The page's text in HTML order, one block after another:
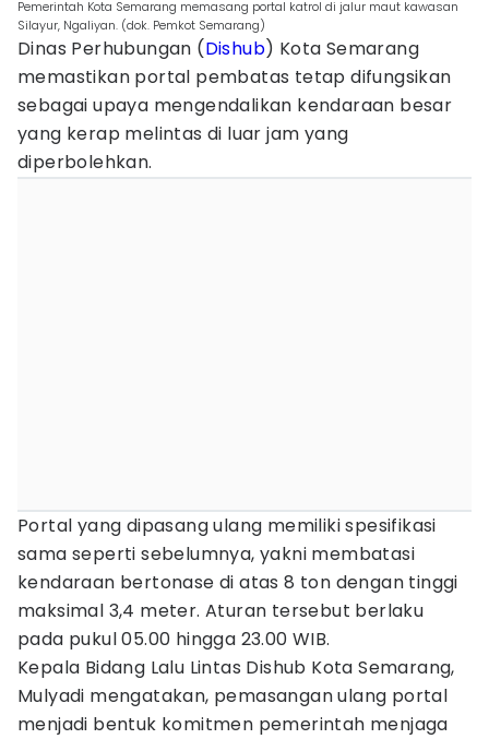
Pemerintah Kota Semarang memasang portal katrol di jalur maut kawasan
Silayur, Ngaliyan. (dok. Pemkot Semarang)
Dinas Perhubungan (Dishub) Kota Semarang
memastikan portal pembatas tetap difungsikan
sebagai upaya mengendalikan kendaraan besar
yang kerap melintas di luar jam yang
diperbolehkan.
Portal yang dipasang ulang memiliki spesifikasi
sama seperti sebelumnya, yakni membatasi
kendaraan bertonase di atas 8 ton dengan tinggi
maksimal 3,4 meter. Aturan tersebut berlaku
pada pukul 05.00 hingga 23.00 WIB.
Kepala Bidang Lalu Lintas Dishub Kota Semarang,
Mulyadi mengatakan, pemasangan ulang portal
menjadi bentuk komitmen pemerintah menjaga